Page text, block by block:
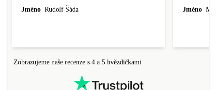
nového výrobku, cena výborná, funguje v
Jméno Rudolf Šáda
doprava
Jméno
Zobrazujeme naše recenze s 4 a 5 hvězdičkami